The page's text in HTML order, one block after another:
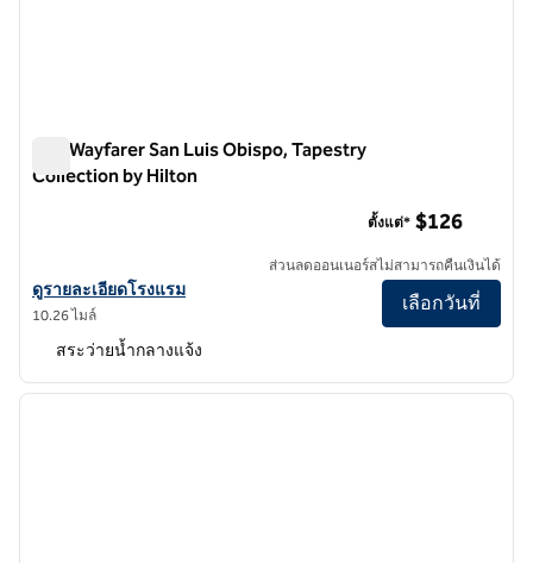
The Wayfarer San Luis Obispo, Tapestry
Collection by Hilton
ดูรายละเอียดโรงแรมสําหรับ The Wayfarer San Luis Obispo,
ดูรายละเอียดโรงแรม
10.26 ไมล์
ตั้งแต่* $126
ส่วนลดออนเนอร์สไม่สามารถคืนเงินได้
เลือกวันที่
สระว่ายน้ำกลางแจ้ง
1 จาก 12
ภาพถั